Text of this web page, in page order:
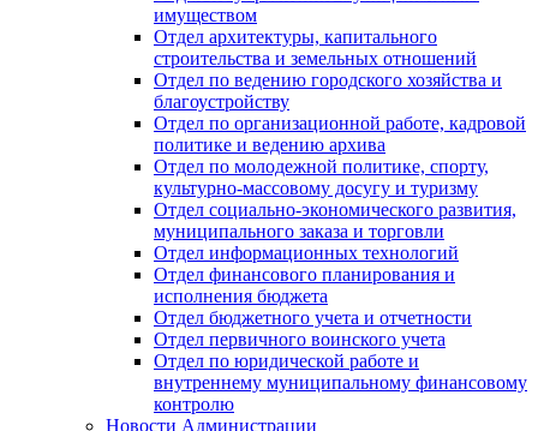
имуществом
Отдел архитектуры, капитального
строительства и земельных отношений
Отдел по ведению городского хозяйства и
благоустройству
Отдел по организационной работе, кадровой
политике и ведению архива
Отдел по молодежной политике, спорту,
культурно-массовому досугу и туризму
Отдел социально-экономического развития,
муниципального заказа и торговли
Отдел информационных технологий
Отдел финансового планирования и
исполнения бюджета
Отдел бюджетного учета и отчетности
Отдел первичного воинского учета
Отдел по юридической работе и
внутреннему муниципальному финансовому
контролю
Новости Администрации